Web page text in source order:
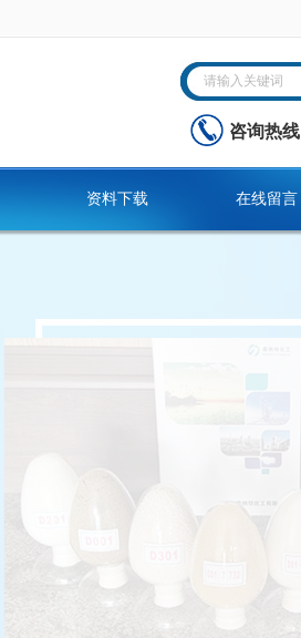
咨询热线
资料下载 在线留言